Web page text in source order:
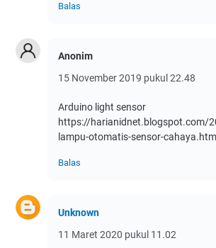
Balas
Anonim
15 November 2019 pukul 22.48
Arduino light sensor
https://harianidnet.blogspot.com/
lampu-otomatis-sensor-cahaya.html
Balas
Unknown
11 Maret 2020 pukul 11.02